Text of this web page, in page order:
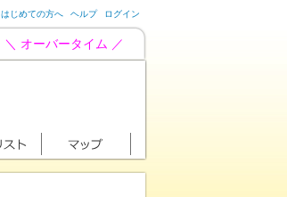
はじめての方へ ヘルプ ログイン
＼ オーバータイム ／